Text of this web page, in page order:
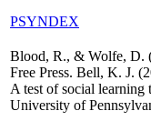
PSYNDEX
Blood, R., & Wolfe, D.
Free Press. Bell, K. J.
A test of social learning
University of